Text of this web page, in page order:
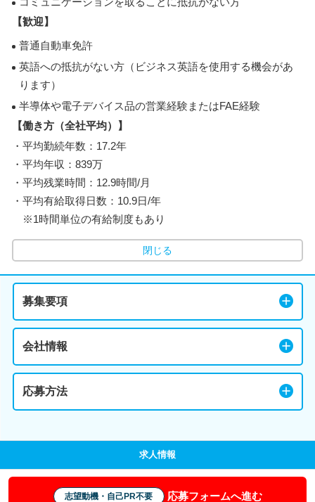
【歓迎】
普通自動車免許
英語への抵抗がない方（ビジネス英語を使用する機会があ
ります）
半導体や電子デバイス品の営業経験またはFAE経験
【働き方（全社平均）】
・平均勤続年数：17.2年
・平均年収：839万
・平均残業時間：12.9時間/月
・平均有給取得日数：10.9日/年
※1時間単位の有給制度もあり
閉じる
募集要項
会社情報
応募方法
求人情報
志望動機・自己PR不要 応募フォームへ進む